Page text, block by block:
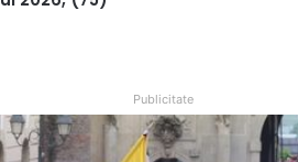
Publicitate